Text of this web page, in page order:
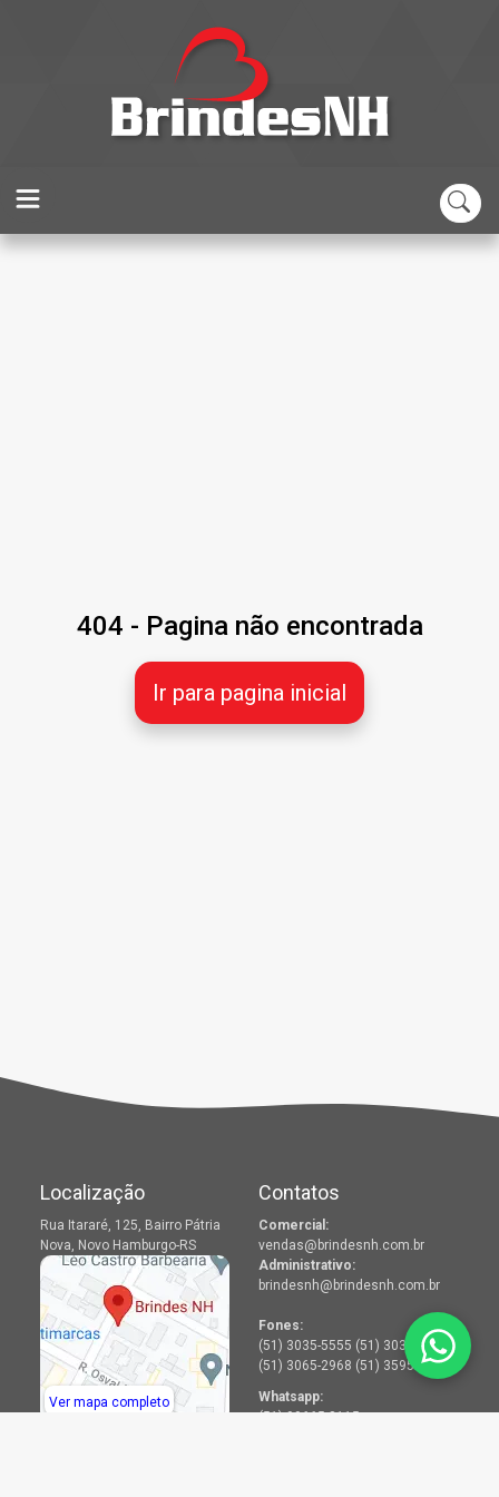
404 - Pagina não encontrada
Ir para pagina inicial
Localização
Rua Itararé, 125, Bairro Pátria
Nova, Novo Hamburgo-RS
Ver mapa completo
Contatos
Comercial:
vendas@brindesnh.com.br
Administrativo:
brindesnh@brindesnh.com.br
Fones:
(51) 3035-5555 (51) 3036-2968
(51) 3065-2968 (51) 3595-2968
Whatsapp:
(51) 99665-8115